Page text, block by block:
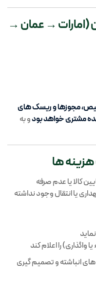
(امارات → عمان →
مجوزها و ریسک های
مشتری خواهد بودو به
کالا یا عدم صرفه
یا انتقال وجود نداشته
واگذاری) را اعلام کند
انباشته و تصمیم گیری